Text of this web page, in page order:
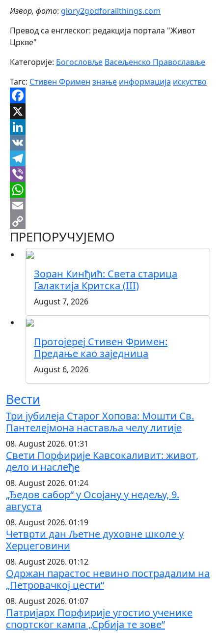
Извор, фото: glory2godforallthings.com
Превод са енглеског: редакција портала "Живот
Цркве"
Категорије: Богословље Васељенско Православље
Тагс: Стивен Фримен знање информација искуство
Facebook
X
LinkedIn
VK
Telegram
Viber
WhatsApp
Email
Copy
Link
ПРЕПОРУЧУЈЕМО
Зоран Кинђић: Света старица
Галактија Критска (III)
August 7, 2026
Протојереј Стивен Фримен:
Предање као заједница
August 6, 2026
Вести
Три јубилеја Старог Хопова: Мошти Св.
Пантелејмона наставља челу литије
08. August 2026. 01:31
Свети Порфирије Кавсокаливит: живот,
дело и наслеђе
08. August 2026. 01:24
„Ђедов сабор“ у Осојану у недељу, 9.
августа
08. August 2026. 01:19
Четврти дан Љетне духовне школе у
Херцеговини
08. August 2026. 01:12
Одржан парастос невино пострадалим на
„Петровачкој цести“
08. August 2026. 01:07
Патријарх Порфирије угостио ученике
спортског кампа „Србија те зове”